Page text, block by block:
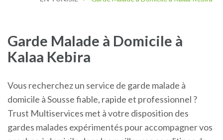
Garde Malade à Domicile à
Kalaa Kebira
Vous recherchez un service de garde malade à
domicile à Sousse fiable, rapide et professionnel ?
Trust Multiservices met à votre disposition des
gardes malades expérimentés pour accompagner vos